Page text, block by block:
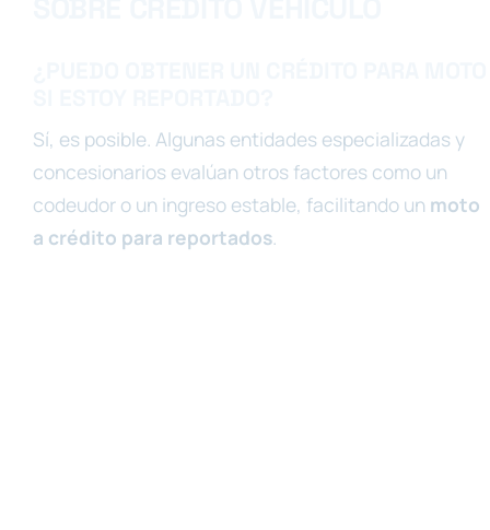
Sí, es posible. Algunas entidades especializadas y
concesionarios evalúan otros factores como un
codeudor o un ingreso estable, facilitando un moto
a crédito para reportados.